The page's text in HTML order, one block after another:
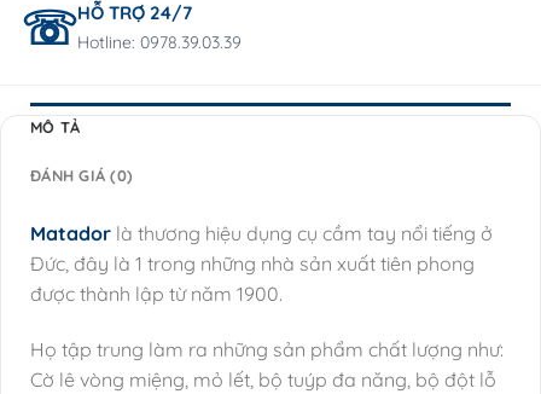
HỖ TRỢ 24/7
Hotline: 0978.39.03.39
MÔ TẢ
ĐÁNH GIÁ (0)
Matador là thương hiệu dụng cụ cầm tay nổi tiếng ở
Đức, đây là 1 trong những nhà sản xuất tiên phong
được thành lập từ năm 1900.
Họ tập trung làm ra những sản phẩm chất lượng như:
Cờ lê vòng miệng, mỏ lết, bộ tuýp đa năng, bộ đột lỗ